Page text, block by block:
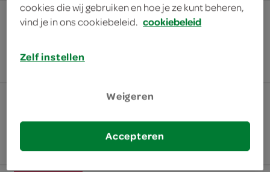
alle FoodClub oosterse
SPAR FoodClub focaccia +
voor €7.75
nu voor €7.75
cookies die wij gebruiken en hoe je ze kunt beheren,
vind je in ons cookiebeleid. cookiebeleid
Zelf instellen
Weigeren
Accepteren